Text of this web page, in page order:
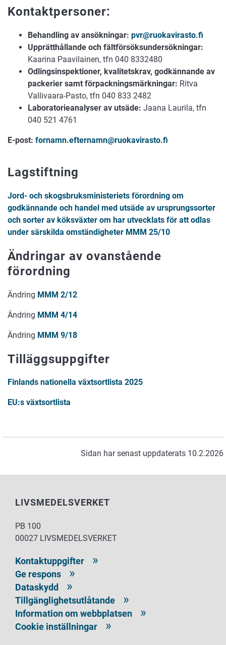
Kontaktpersoner:
Behandling av ansökningar: pvr@ruokavirasto.fi
Upprätthållande och fältförsöksundersökningar:
Kaarina Paavilainen, tfn 040 8332480
Odlingsinspektioner, kvalitetskrav, godkännande av
packerier samt förpackningsmärkningar: Ritva
Vallivaara-Pasto, tfn 040 833 2482
Laboratorieanalyser av utsäde: Jaana Laurila, tfn
040 521 4761
E-post: fornamn.efternamn@ruokavirasto.fi
Lagstiftning
Jord- och skogsbruksministeriets förordning om
godkännande och handel med utsäde av ursprungssorter
och sorter av köksväxter om har utvecklats för att odlas
under särskilda omständigheter MMM 25/10
Ändringar av ovanstående
förordning
Ändring MMM 2/12
Ändring MMM 4/14
Ändring MMM 9/18
Tilläggsuppgifter
Finlands nationella växtsortlista 2025
EU:s växtsortlista
Sidan har senast uppdaterats 10.2.2026
LIVSMEDELSVERKET
PB 100
00027 LIVSMEDELSVERKET
Kontaktuppgifter
Ge respons
Dataskydd
Tillgänglighetsutlåtande
Information om webbplatsen
Cookie inställningar